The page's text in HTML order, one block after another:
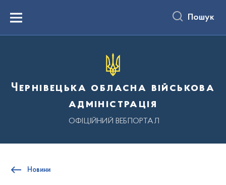
вмістуMenu Пошук
Чернівецька обласна військова
адміністрація
ОФІЦІЙНИЙ ВЕБПОРТАЛ
Новини